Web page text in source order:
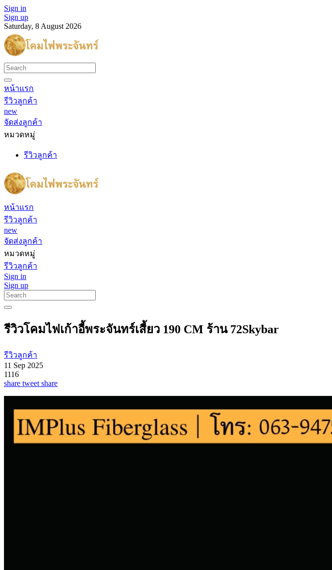
Sign in
Sign up
Saturday, 8 August 2026
หน้าแรก
รีวิวลูกค้า
new
จัดส่งลูกค้า
หมวดหมู่
รีวิวลูกค้า
หน้าแรก
รีวิวลูกค้า
new
จัดส่งลูกค้า
หมวดหมู่
รีวิวลูกค้า
Sign in
Sign up
รีวิวโคมไฟเก้าอี้พระจันทร์เสี้ยว 190 CM ร้าน 72Skybar
รีวิวลูกค้า
11 Sep 2025
1116
share tweet share